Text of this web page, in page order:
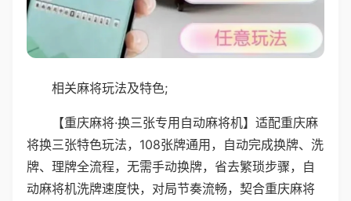
相关麻将玩法及特色;
【重庆麻将·换三张专用自动麻将机】适配重庆麻
将换三张特色玩法，108张牌通用，自动完成换牌、洗
牌、理牌全流程，无需手动换牌，省去繁琐步骤，自
动麻将机洗牌速度快，对局节奏流畅，契合重庆麻将